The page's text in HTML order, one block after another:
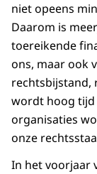
niet opeens
Daarom is
toereikende
ons, maar ook
rechtsbijstand,
wordt hoog tijd
organisaties
onze
In het voorjaar